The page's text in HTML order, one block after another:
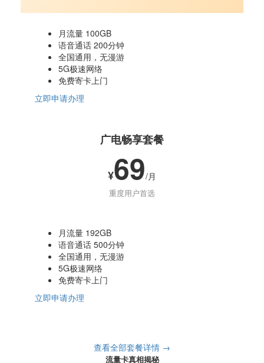
月流量 100GB
语音通话 200分钟
全国通用，无漫游
5G极速网络
免费寄卡上门
立即申请办理
广电畅享套餐
¥69/月
重度用户首选
月流量 192GB
语音通话 500分钟
全国通用，无漫游
5G极速网络
免费寄卡上门
立即申请办理
查看全部套餐详情 →
流量卡真相揭秘